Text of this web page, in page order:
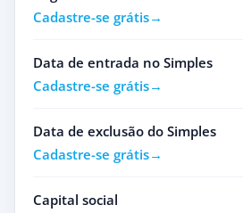
Cadastre-se grátis
Data de entrada no Simples
Cadastre-se grátis
Data de exclusão do Simples
Cadastre-se grátis
Capital social